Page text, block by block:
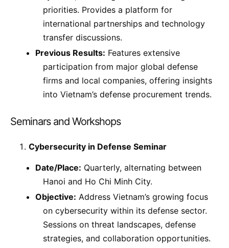
priorities. Provides a platform for
international partnerships and technology
transfer discussions.
Previous Results: Features extensive
participation from major global defense
firms and local companies, offering insights
into Vietnam’s defense procurement trends.
Seminars and Workshops
Cybersecurity in Defense Seminar
Date/Place: Quarterly, alternating between
Hanoi and Ho Chi Minh City.
Objective: Address Vietnam’s growing focus
on cybersecurity within its defense sector.
Sessions on threat landscapes, defense
strategies, and collaboration opportunities.